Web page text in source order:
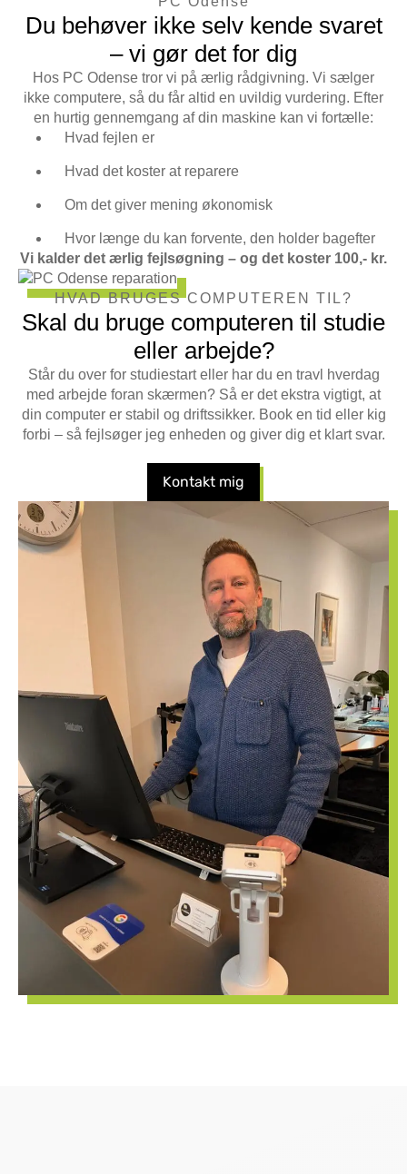
Du behøver ikke selv kende svaret
– vi gør det for dig
Hos PC Odense tror vi på ærlig rådgivning. Vi sælger
ikke computere, så du får altid en uvildig vurdering. Efter
en hurtig gennemgang af din maskine kan vi fortælle:
Hvad fejlen er
Hvad det koster at reparere
Om det giver mening økonomisk
Hvor længe du kan forvente, den holder bagefter
Vi kalder det ærlig fejlsøgning – og det koster 100,- kr.
HVAD BRUGES COMPUTEREN TIL?
Skal du bruge computeren til studie
eller arbejde?
Står du over for studiestart eller har du en travl hverdag
med arbejde foran skærmen? Så er det ekstra vigtigt, at
din computer er stabil og driftssikker. Book en tid eller kig
forbi – så fejlsøger jeg enheden og giver dig et klart svar.
Kontakt mig